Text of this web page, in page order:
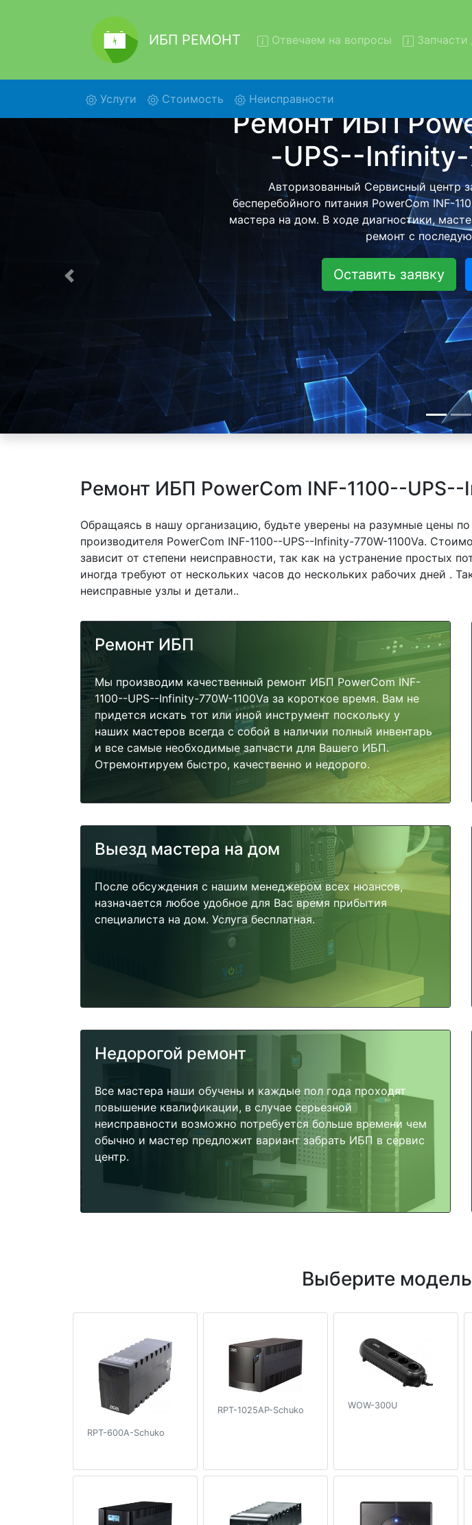
ИБП РЕМОНТ Отвечаем на вопросы
Услуги (current)Стоимость Неисправности
Ремонт ИБП
Infinity-770W-
Ремонт ИБП PowerCom INF-1100--UPS--
центр и обратно - с помощью нашей
ИБП для дальнейшего более детального
останется неизменно при
Оставить заявку
Предыдущая
Ремонт ИБП PowerCom INF-1100--
Обращаясь в нашу организацию, будьте уверены на разумные цены
производителя PowerCom INF-1100--UPS--Infinity-770W-1100Va.
зависит от степени неисправности, так как на устранение простых
иногда требуют от нескольких часов до нескольких рабочих дней .
неисправные узлы и детали..
Ремонт ИБП
Мы производим качественный ремонт ИБП PowerCom INF-
1100--UPS--Infinity-770W-1100Va за короткое время. Вам не
придется искать тот или иной инструмент поскольку у
наших мастеров всегда с собой в наличии полный инвентарь
и все самые необходимые запчасти для Вашего ИБП.
Отремонтируем быстро, качественно и недорого.
Выезд мастера на дом
После обсуждения с нашим менеджером всех нюансов,
назначается любое удобное для Вас время прибытия
специалиста на дом. Услуга бесплатная.
Недорогой ремонт
Все мастера наши обучены и каждые пол года проходят
повышение квалификации, в случае серьезной
неисправности возможно потребуется больше времени чем
обычно и мастер предложит вариант забрать ИБП в сервис
центр.
Выберите
RPT-600A-Schuko
RPT-1025AP-Schuko WOW-300U